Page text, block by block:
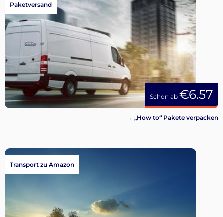
Schon ab €6.57
Paketversand
→ „How to“ Pakete verpacken
Transport zu Amazon